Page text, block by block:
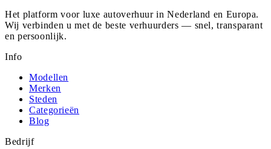
Het platform voor luxe autoverhuur in Nederland en Europa.
Wij verbinden u met de beste verhuurders — snel, transparant
en persoonlijk.
Info
Modellen
Merken
Steden
Categorieën
Blog
Bedrijf